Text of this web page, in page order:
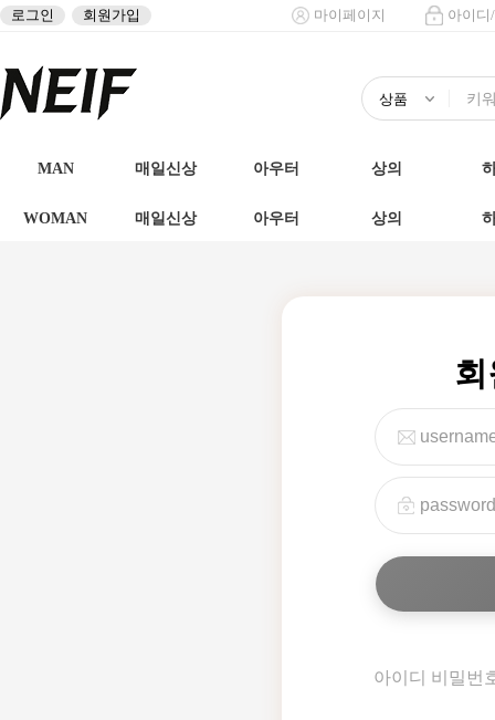
로그인 회원가입 마이페이지 아이디
MAN 매일신상 아우터 상의
WOMAN 매일신상 아우터 상의
아이디 비밀번